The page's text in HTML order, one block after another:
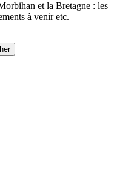
et la Bretagne : les
à venir etc.